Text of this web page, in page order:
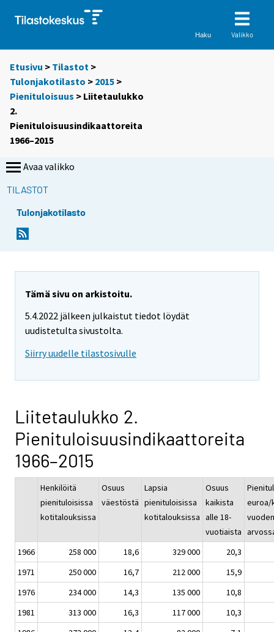
Haku Valikko
Etusivu > Tilastot >
Tulonjakotilasto > 2015 >
Pienituloisuus > Liitetaulukko
2.
Pienituloisuusindikaattoreita
1966–2015
Avaa valikko
TILASTOT
Tulonjakotilasto
Tämä sivu on arkistoitu.
5.4.2022 jälkeen julkaistut tiedot löydät
uudistetulta sivustolta.
Siirry uudelle tilastosivulle
Liitetaulukko 2.
Pienituloisuusindikaattoreita
1966–2015
Henkilöitä
pienituloisissa
kotitalouksissa
Osuus
väestöstä
Lapsia
pienituloisissa
kotitalouksissa
Osuus
kaikista
alle 18-
vuotiaista
euroa/
1966
258 000 18,6 329 000
20,3
1971
250 000 16,7 212 000
15,9
1976
234 000 14,3 135 000
10,8
1981
313 000 16,3 117 000
10,3